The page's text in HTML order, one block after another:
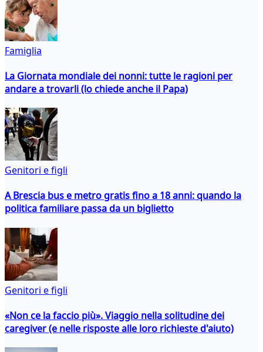
Famiglia
La Giornata mondiale dei nonni: tutte le ragioni per
andare a trovarli (lo chiede anche il Papa)
Genitori e figli
A Brescia bus e metro gratis fino a 18 anni: quando la
politica familiare passa da un biglietto
Genitori e figli
«Non ce la faccio più». Viaggio nella solitudine dei
caregiver (e nelle risposte alle loro richieste d'aiuto)